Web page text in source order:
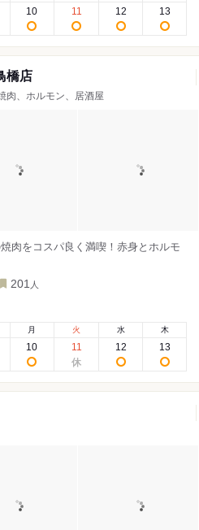
10 11 12 13
橋店
肉、ホルモン、居酒屋
肉をコスパ良く満喫！赤身とホルモ
201 人
月
10
火
11
水
12
木
13